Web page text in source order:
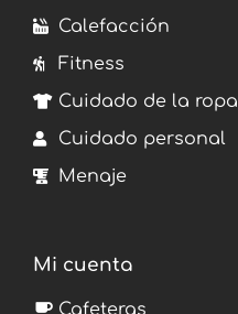
Calefacción
Fitness
Cuidado de la ropa
Cuidado personal
Menaje
Mi cuenta
Cafeteras